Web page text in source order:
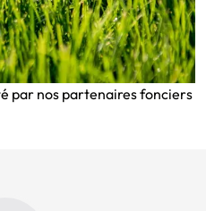
par nos partenaires fonciers